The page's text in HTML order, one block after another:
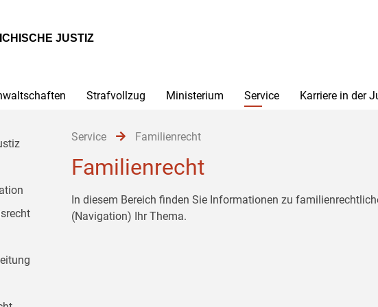
JUSTIZ
Strafvollzug Ministerium Service Karriere in der
Service Familienrecht
Familienrecht
In diesem Bereich finden Sie Informationen zu
(Navigation) Ihr Thema.